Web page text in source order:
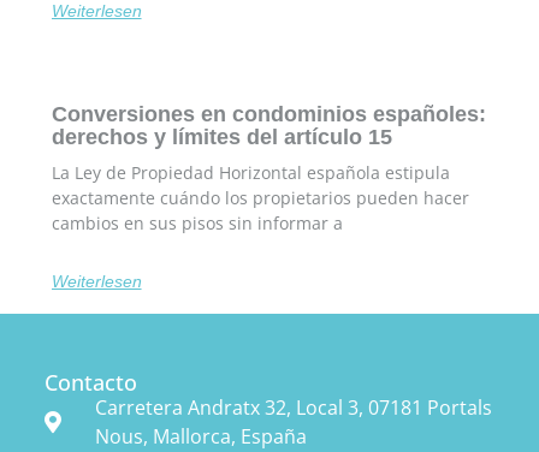
Weiterlesen
Conversiones en condominios españoles:
derechos y límites del artículo 15
La Ley de Propiedad Horizontal española estipula
exactamente cuándo los propietarios pueden hacer
cambios en sus pisos sin informar a
Weiterlesen
Contacto
Carretera Andratx 32, Local 3, 07181 Portals
Nous, Mallorca, España